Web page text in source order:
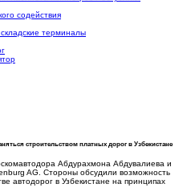
содействия
терминалы
строительством платных дорог в Узбекистане
Абдурахмона Абдувалиева и
AG. Стороны обсудили возможность
автодорог в Узбекистане на принципах